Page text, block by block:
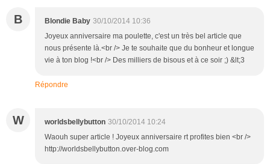
B Blondie Baby 30/10/2014 10:36
Joyeux anniversaire ma poulette, c'est un très bel article que
nous présente là.<br /> Je te souhaite que du bonheur et longue
vie à ton blog !<br /> Des milliers de bisous et à ce soir ;) &lt;3
Répondre
W worldsbellybutton 30/10/2014 10:24
Waouh super article ! Joyeux anniversaire rt profites bien <br />
http://worldsbellybutton.over-blog.com